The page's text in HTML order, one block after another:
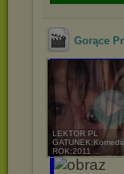
Gorące
LEKTOR PL
ROK:2011 ...